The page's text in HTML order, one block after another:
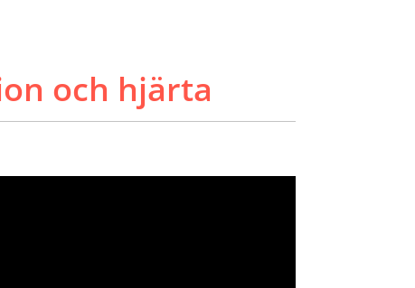
och hjärta